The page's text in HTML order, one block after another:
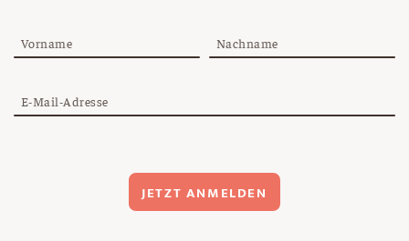
Vorname Nachname
E-Mail-Adresse
JETZT ANMELDEN